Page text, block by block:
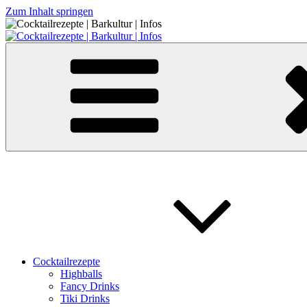
Zum Inhalt springen
Cocktailrezepte | Barkultur | Infos
Cocktailrezepte
Highballs
Fancy Drinks
Tiki Drinks